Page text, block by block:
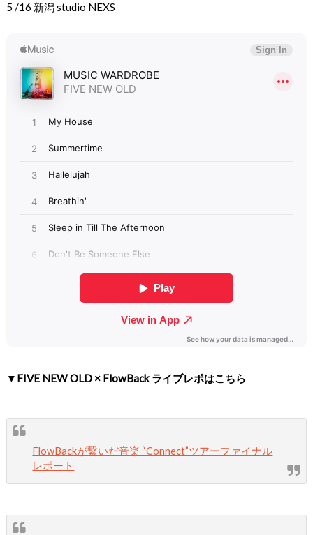
5 /16 新潟 studio NEXS
▼FIVE NEW OLD × FlowBack ライブレポはこちら
FlowBackが繋いだ音楽 “Connect”ツアーファイナル
レポート